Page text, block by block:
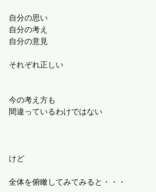
自分の思い
自分の考え
自分の意見
それぞれ正しい
今の考え方も
間違っているわけではない
けど
全体を俯瞰してみてみると・・・